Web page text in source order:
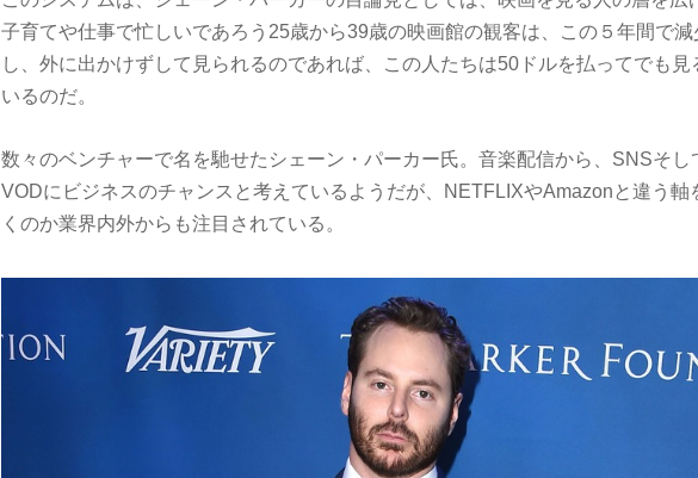
子育てや仕事で忙しいであろう25歳から39歳の映画館の観客は、この５年間で
し、外に出かけずして見られるのであれば、この人たちは50ドルを払ってでも
いるのだ。
数々のベンチャーで名を馳せたシェーン・パーカー氏。音楽配信から、SNSそし
VODにビジネスのチャンスと考えているようだが、NETFLIXやAmazonと違う軸
くのか業界内外からも注目されている。